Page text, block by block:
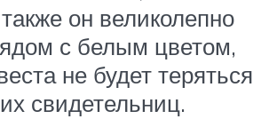
он великолепно
с белым цветом,
не будет теряться
свидетельниц.